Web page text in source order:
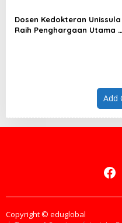
Dosen Kedokteran Unissula
Raih Penghargaan Utama di
Add
Copyright © eduglobal